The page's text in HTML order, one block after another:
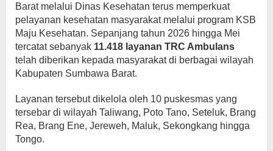
Barat melalui Dinas Kesehatan terus memperkuat
pelayanan kesehatan masyarakat melalui program KSB
Maju Kesehatan. Sepanjang tahun 2026 hingga Mei
tercatat sebanyak 11.418 layanan TRC Ambulans
telah diberikan kepada masyarakat di berbagai wilayah
Kabupaten Sumbawa Barat.
Layanan tersebut dikelola oleh 10 puskesmas yang
tersebar di wilayah Taliwang, Poto Tano, Seteluk, Brang
Rea, Brang Ene, Jereweh, Maluk, Sekongkang hingga
Tongo.